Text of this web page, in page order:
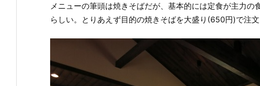
メニューの筆頭は焼きそばだが、基本的には定食が主力
らしい。とりあえず目的の焼きそばを大盛り(650円)で注文